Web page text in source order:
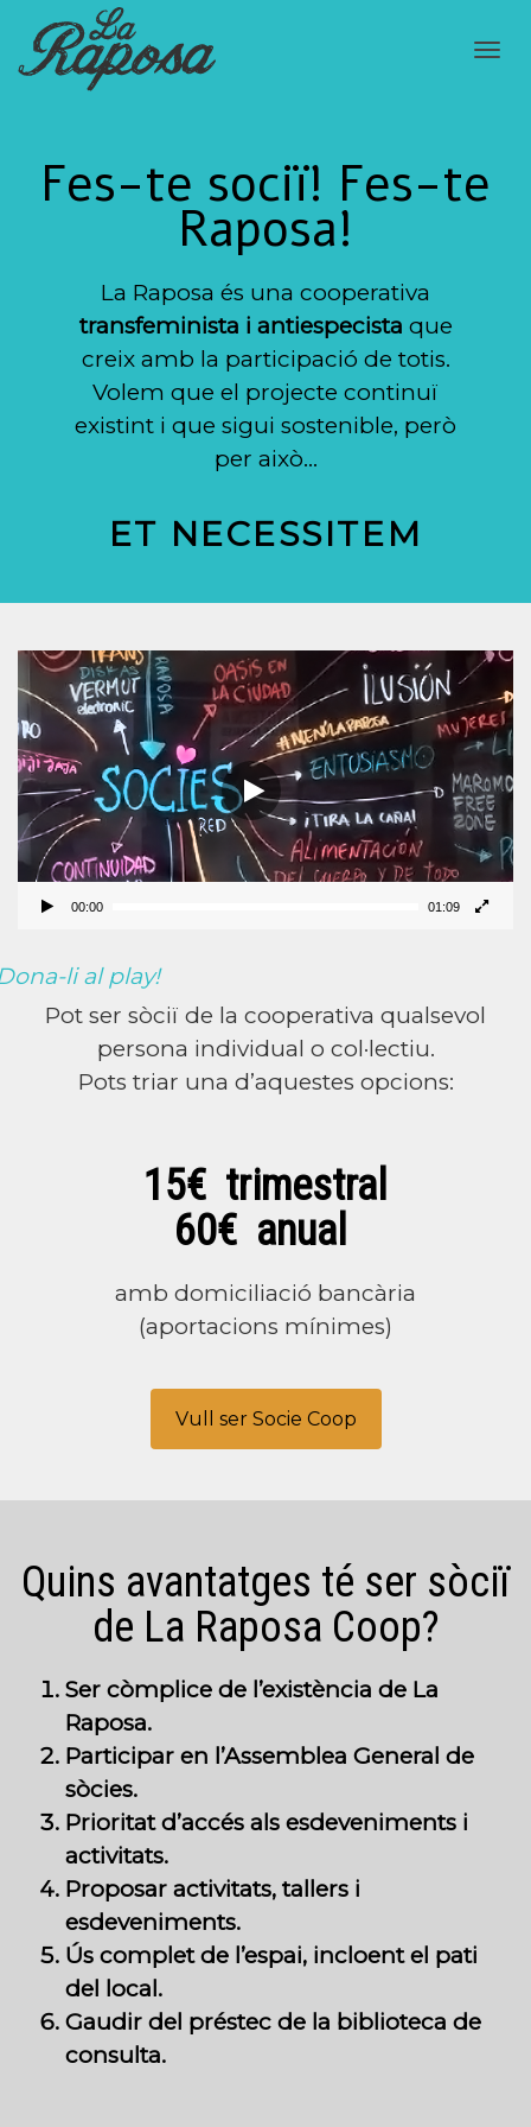
Fes-te sociï! Fes-te
Raposa!
La Raposa és una cooperativa
transfeminista i antiespecista que
creix amb la participació de totis.
Volem que el projecte continuï
existint i que sigui sostenible, però
per això…
ET NECESSITEM
Reproductor
de
vídeo
00:00 01:09
li al play!
Pot ser sòciï de la cooperativa qualsevol
persona individual o col·lectiu.
Pots triar una d’aquestes opcions:
15€ trimestral
60€ anual
amb domiciliació bancària
(aportacions mínimes)
Vull ser Socie Coop
Quins avantatges té ser sòciï
de La Raposa Coop?
Ser còmplice de l’existència de La
Raposa.
Participar en l’Assemblea General de
sòcies.
Prioritat d’accés als esdeveniments i
activitats.
Proposar activitats, tallers i
esdeveniments.
Ús complet de l’espai, incloent el pati
del local.
Gaudir del préstec de la biblioteca de
consulta.